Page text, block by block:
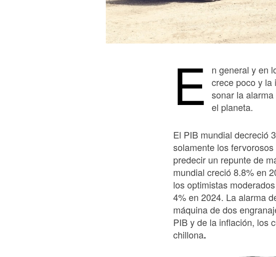
E
n general y en
crece poco y la
sonar la
el planeta.
El PIB mundial decreció
solamente los
predecir un repunte de
mundial creció 8.8% en
los optimistas
4% en 2024. La alarma
máquina de dos
PIB y de la inflación, los
chillona.